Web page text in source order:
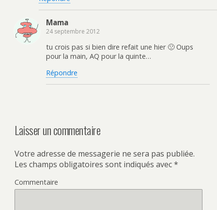
Mama
24 septembre 2012
tu crois pas si bien dire refait une hier 🙁 Oups
pour la main, AQ pour la quinte…
Répondre
Laisser un commentaire
Votre adresse de messagerie ne sera pas publiée.
Les champs obligatoires sont indiqués avec*
Commentaire